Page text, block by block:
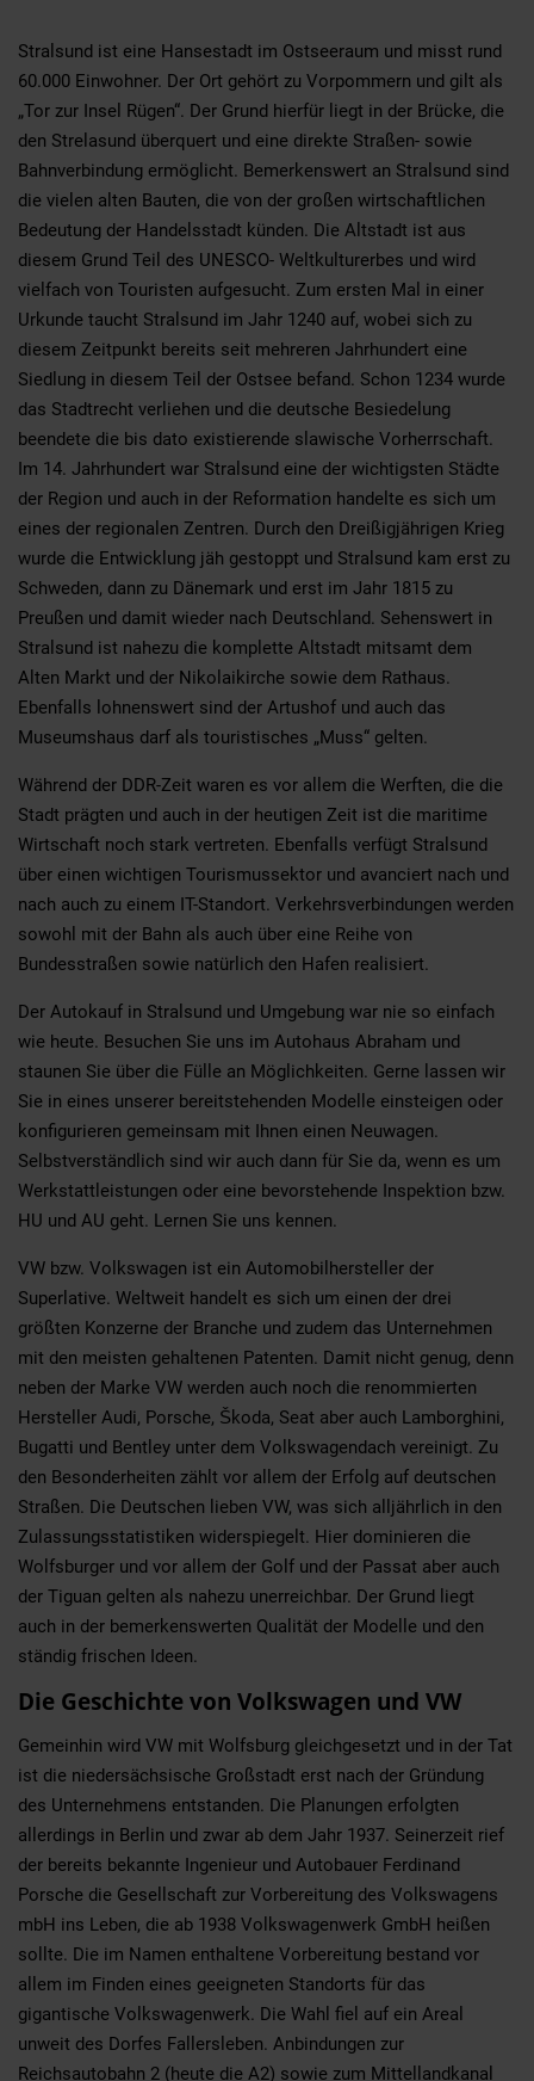
Stralsund ist eine Hansestadt im Ostseeraum und misst rund
60.000 Einwohner. Der Ort gehört zu Vorpommern und gilt als
„Tor zur Insel Rügen“. Der Grund hierfür liegt in der Brücke, die
den Strelasund überquert und eine direkte Straßen- sowie
Bahnverbindung ermöglicht. Bemerkenswert an Stralsund sind
die vielen alten Bauten, die von der großen wirtschaftlichen
Bedeutung der Handelsstadt künden. Die Altstadt ist aus
diesem Grund Teil des UNESCO- Weltkulturerbes und wird
vielfach von Touristen aufgesucht. Zum ersten Mal in einer
Urkunde taucht Stralsund im Jahr 1240 auf, wobei sich zu
diesem Zeitpunkt bereits seit mehreren Jahrhundert eine
Siedlung in diesem Teil der Ostsee befand. Schon 1234 wurde
das Stadtrecht verliehen und die deutsche Besiedelung
beendete die bis dato existierende slawische Vorherrschaft.
Im 14. Jahrhundert war Stralsund eine der wichtigsten Städte
der Region und auch in der Reformation handelte es sich um
eines der regionalen Zentren. Durch den Dreißigjährigen Krieg
wurde die Entwicklung jäh gestoppt und Stralsund kam erst zu
Schweden, dann zu Dänemark und erst im Jahr 1815 zu
Preußen und damit wieder nach Deutschland. Sehenswert in
Stralsund ist nahezu die komplette Altstadt mitsamt dem
Alten Markt und der Nikolaikirche sowie dem Rathaus.
Ebenfalls lohnenswert sind der Artushof und auch das
Museumshaus darf als touristisches „Muss“ gelten.
Während der DDR-Zeit waren es vor allem die Werften, die die
Stadt prägten und auch in der heutigen Zeit ist die maritime
Wirtschaft noch stark vertreten. Ebenfalls verfügt Stralsund
über einen wichtigen Tourismussektor und avanciert nach und
nach auch zu einem IT-Standort. Verkehrsverbindungen werden
sowohl mit der Bahn als auch über eine Reihe von
Bundesstraßen sowie natürlich den Hafen realisiert.
Der Autokauf in Stralsund und Umgebung war nie so einfach
wie heute. Besuchen Sie uns im Autohaus Abraham und
staunen Sie über die Fülle an Möglichkeiten. Gerne lassen wir
Sie in eines unserer bereitstehenden Modelle einsteigen oder
konfigurieren gemeinsam mit Ihnen einen Neuwagen.
Selbstverständlich sind wir auch dann für Sie da, wenn es um
Werkstattleistungen oder eine bevorstehende Inspektion bzw.
HU und AU geht. Lernen Sie uns kennen.
VW bzw. Volkswagen ist ein Automobilhersteller der
Superlative. Weltweit handelt es sich um einen der drei
größten Konzerne der Branche und zudem das Unternehmen
mit den meisten gehaltenen Patenten. Damit nicht genug, denn
neben der Marke VW werden auch noch die renommierten
Hersteller Audi, Porsche, Škoda, Seat aber auch Lamborghini,
Bugatti und Bentley unter dem Volkswagendach vereinigt. Zu
den Besonderheiten zählt vor allem der Erfolg auf deutschen
Straßen. Die Deutschen lieben VW, was sich alljährlich in den
Zulassungsstatistiken widerspiegelt. Hier dominieren die
Wolfsburger und vor allem der Golf und der Passat aber auch
der Tiguan gelten als nahezu unerreichbar. Der Grund liegt
auch in der bemerkenswerten Qualität der Modelle und den
ständig frischen Ideen.
Die Geschichte von Volkswagen und VW
Gemeinhin wird VW mit Wolfsburg gleichgesetzt und in der Tat
ist die niedersächsische Großstadt erst nach der Gründung
des Unternehmens entstanden. Die Planungen erfolgten
allerdings in Berlin und zwar ab dem Jahr 1937. Seinerzeit rief
der bereits bekannte Ingenieur und Autobauer Ferdinand
Porsche die Gesellschaft zur Vorbereitung des Volkswagens
mbH ins Leben, die ab 1938 Volkswagenwerk GmbH heißen
sollte. Die im Namen enthaltene Vorbereitung bestand vor
allem im Finden eines geeigneten Standorts für das
gigantische Volkswagenwerk. Die Wahl fiel auf ein Areal
unweit des Dorfes Fallersleben. Anbindungen zur
Reichsautobahn 2 (heute die A2) sowie zum Mittellandkanal